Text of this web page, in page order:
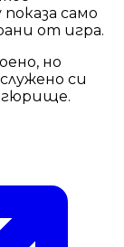
само
от игра.
но
си